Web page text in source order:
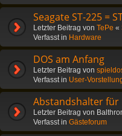
Seagate ST-225 =
Letzter Beitrag von TePe «
Verfasst in Hardware
DOS am Anfang
Letzter Beitrag von
Verfasst in User-
Abstandshalter
Letzter Beitrag von
Verfasst in Gästeforum